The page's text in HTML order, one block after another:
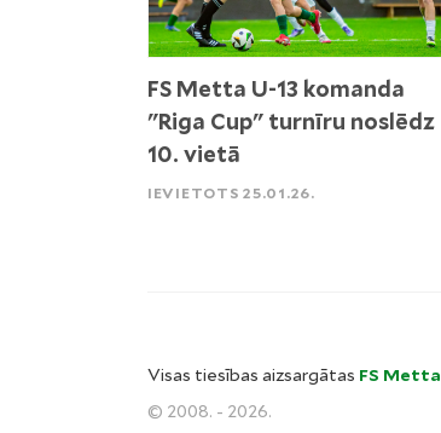
FS Metta U-13 komanda
"Riga Cup" turnīru noslēdz
10. vietā
IEVIETOTS 25.01.26.
Visas tiesības aizsargātas FS Metta
© 2008. - 2026.